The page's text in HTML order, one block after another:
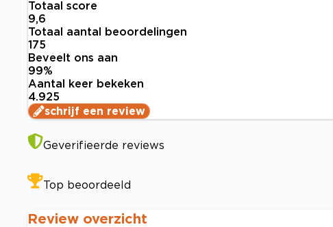
Totaal score
9,6
Totaal aantal beoordelingen
175
Beveelt ons aan
99%
Aantal keer bekeken
4.925
schrijf een review
Geverifieerde reviews
Top beoordeeld
Review overzicht